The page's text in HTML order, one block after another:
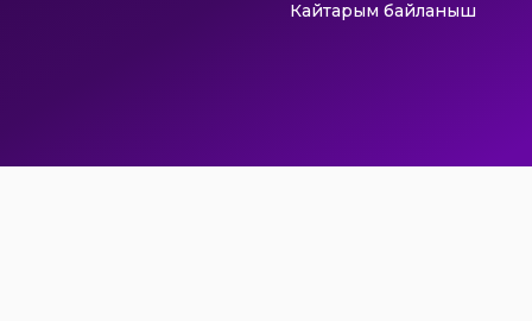
Кайтарым байланыш